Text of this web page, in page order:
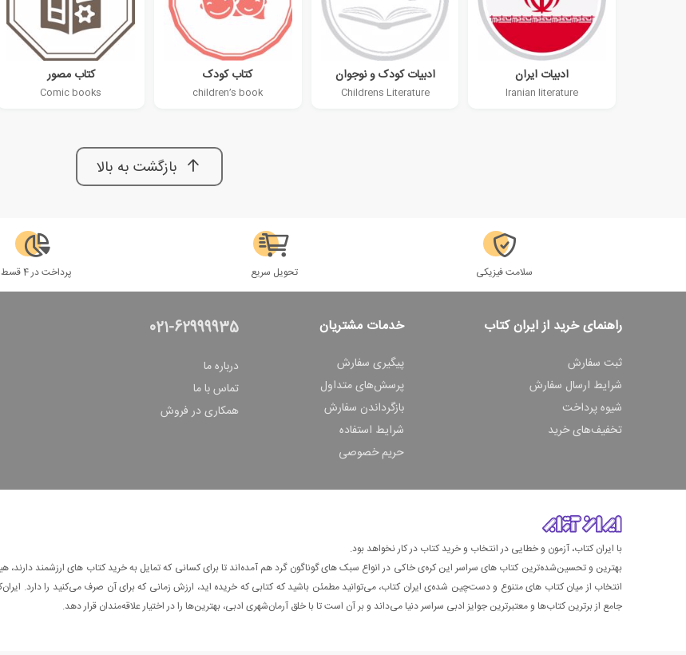
ادبیات ایران
Iranian literature
ادبیات کودک و نوجوان
Childrens Literature
کتاب کودک
children’s book
کتاب مصور
Comic books
بازگشت به بالا
سلامت فیزیکی تحویل سریع پرداخت در 4 قسط
راهنمای خرید از ایران کتاب
ثبت سفارش
شرایط ارسال سفارش
شیوه پرداخت
تخفیف‌های خرید
خدمات مشتریان
پیگیری سفارش
پرسش‌های متداول
بازگرداندن سفارش
شرایط استفاده
حریم خصوصی
021-62999935
درباره ما
تماس با ما
همکاری در فروش
با ایران کتاب، آزمون و خطایی در انتخاب و خرید کتاب در کار نخواهد بود.
بهترین و تحسین‌شده‌ترین کتاب‌ های سراسر این کره‌ی خاکی در انواع سبک های گوناگون گرد هم آمده‌اند تا برای کسانی که تمایل به خرید کتاب های ارزشمند دارند،
انتخاب از میان کتاب های متنوع و دست‌چین شده‌ی ایران کتاب، می‌توانید مطمئن باشید که کتابی که خریده اید، ارزش زمانی که برای آن صرف می‌کنید را دارد.
جامع از برترین کتاب‌ها و معتبرترین جوایز ادبی سراسر دنیا می‌داند و بر آن است تا با خلق آرمان‌شهری ادبی، بهترین‌ها را در اختیار علاقه‌مندان قرار دهد.